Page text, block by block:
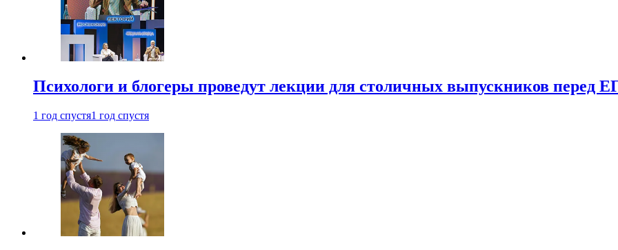
Психологи и блогеры проведут лекции для столичных выпускников перед
1 год спустя1 год спустя